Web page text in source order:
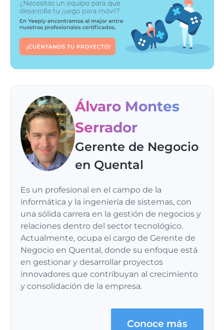
Álvaro Montes
Serrador
Gerente de Negocio
en Quental
Es un profesional en el campo de la
informática y la ingeniería de sistemas, con
una sólida carrera en la gestión de negocios y
relaciones dentro del sector tecnológico.
Actualmente, ocupa el cargo de Gerente de
Negocio en Quental, donde su enfoque está
en gestionar y desarrollar proyectos
innovadores que contribuyan al crecimiento
y consolidación de la empresa.
Conoce más